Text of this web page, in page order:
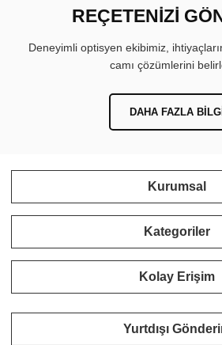
REÇETENİZİ
Deneyimli optisyen ekibimiz,
camı çözümlerini
DAHA FAZLA BILGI
Kurumsal
Kategoriler
Kolay Erişim
Yurtdışı